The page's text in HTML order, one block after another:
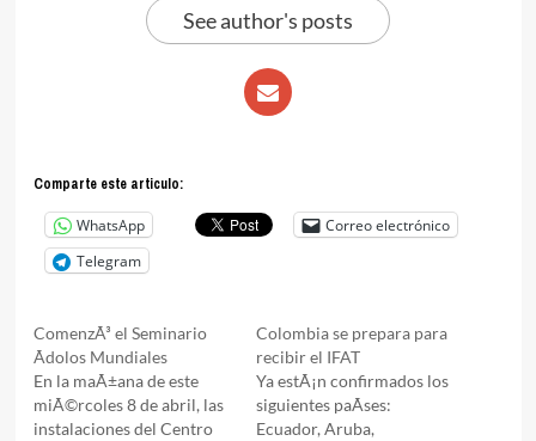
See author's posts
Comparte este articulo:
WhatsApp
Correo electrónico
Telegram
ComenzÃ³ el Seminario
Ãdolos Mundiales
En la maÃ±ana de este
miÃ©rcoles 8 de abril, las
instalaciones del Centro
Colombia se prepara para
recibir el IFAT
Ya estÃ¡n confirmados los
siguientes paÃ­ses:
Ecuador, Aruba,